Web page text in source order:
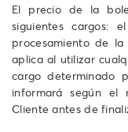
El precio de la
siguientes cargos:
procesamiento de
aplica al utilizar
cargo determinado
informará según el
Cliente antes de